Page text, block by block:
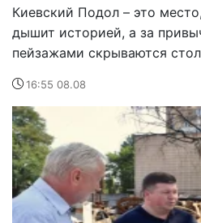
Киевский Подол – это
дышит историей, а за
пейзажами скрываются
16:55 08.08